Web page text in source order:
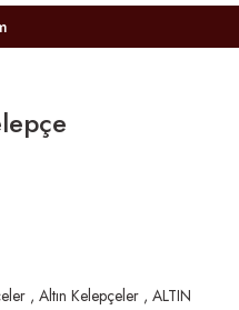
, Altın Kelepçeler , ALTIN